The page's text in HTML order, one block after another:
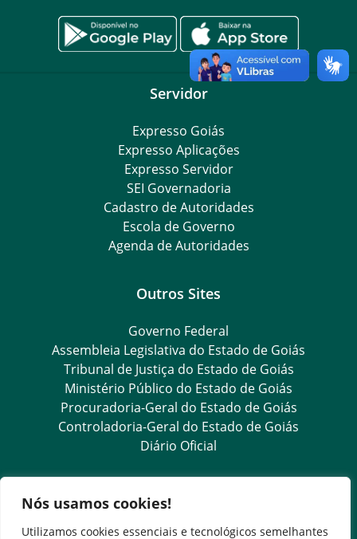
Nós usamos cookies!
Utilizamos cookies essenciais e tecnológicos semelhantes
Servidor
Expresso Goiás
Expresso Aplicações
Expresso Servidor
SEI Governadoria
Cadastro de Autoridades
Escola de Governo
Agenda de Autoridades
Outros Sites
Governo Federal
Assembleia Legislativa do Estado de Goiás
Tribunal de Justiça do Estado de Goiás
Ministério Público do Estado de Goiás
Procuradoria-Geral do Estado de Goiás
Controladoria-Geral do Estado de Goiás
Diário Oficial
Transparência e Ouvidoria
LGPD